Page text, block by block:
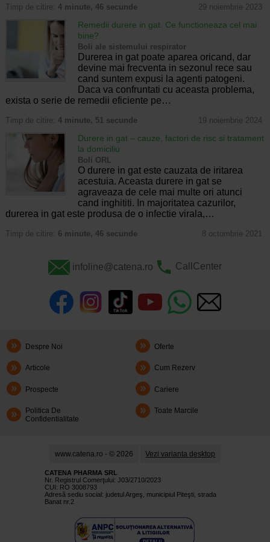
Timp de citire: 4 minute, 46 secunde 29 noiembrie 2023
Remedii durere in gat. Ce functioneaza cel mai
bine?
Boli ale sistemului respirator
Durerea in gat poate aparea oricand, dar
devine mai frecventa in sezonul rece sau
cand suntem expusi la agenti patogeni.
Daca va confruntati cu aceasta problema,
exista o serie de remedii eficiente pe…
Timp de citire: 4 minute, 51 secunde 19 noiembrie 2024
Durere in gat – cauze, factori de risc si tratament
la domiciliu
Boli ORL
O durere in gat este cauzata de iritarea
acestuia. Aceasta durere in gat se
agraveaza de cele mai multe ori atunci
cand inghititi. In majoritatea cazurilor,
durerea in gat este produsa de o infectie virala,…
Timp de citire: 6 minute, 46 secunde 8 octombrie 2021
infoline@catena.ro CallCenter
Despre Noi Oferte
Articole Cum Rezerv
Prospecte Cariere
Politica De
Confidentialitate
Toate Marcile
www.catena.ro - © 2026 Vezi varianta desktop
CATENA PHARMA SRL
Nr. Registrul Comerţului: J03/2710/2023
CUI: RO 3008793
Adresă sediu social: judetul Argeş, municipiul Piteşti, strada
Banat nr.2